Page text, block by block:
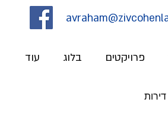
פרויקטים בלוג עוד